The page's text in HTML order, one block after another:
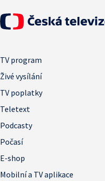
TV program
Živé vysílání
TV poplatky
Teletext
Podcasty
Počasí
E-shop
Mobilní a TV aplikace